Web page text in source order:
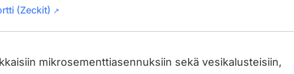
(Zeckit) ↗
mikrosementtiasennuksiin sekä vesikalusteisiin,